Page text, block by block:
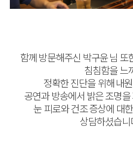
함께 방문해주신 박구윤 님 또
침침함을 느
정확한 진단을 위해 내
공연과 방송에서 밝은 조명
눈 피로와 건조 증상에 대
상담하셨습니